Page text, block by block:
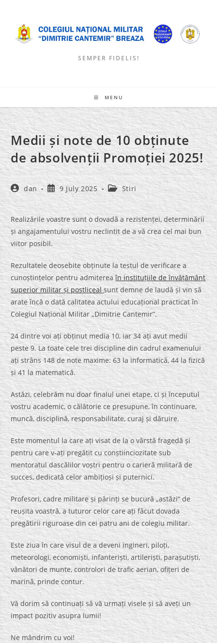
content
SEMPER FIDELIS!
MENU
Medii și note de 10 obținute
de absolvenții Promoției 2025!
Post
author:
dan
Post
published:
9 July 2025
Post
category:
Stiri
Realizările voastre sunt o dovadă a rezistenței, determinării
și angajamentului vostru neclintit de a vă crea cel mai bun
viitor posibil.
Rezultatele deosebite obținute la testul de verificare a
cunoștințelor pentru admitereaîn instituțiile de învățământ
superior militar și postlicealsunt demne de laudă și vin să
arate încă o dată calitatea actului educațional practicat în
Colegiul Național Militar „Dimitrie Cantemir”.
24 dintre voi ați obținut media 10, iar 34 ați avut medii
peste 9. La toate cele trei discipline din cadrul examenului
ați strâns 148 de note maxime: 63 la informatică, 44 la fizică
și 41 la matematică.
Astăzi, celebrăm nu doar finalul unei etape, ci și începutul
vostru academic, o călătorie ce presupune, în continuare,
muncă, disciplină, responsabilitate, curaj și dăruire.
Este momentul la care ați visat de la o vârstă fragedă și
pentru care v-ați pregătit cu conștiinciozitate sub
mentoratul dascălilor voștri pentru o carieră militară de
succes, dedicată celor ambițioși și puternici.
Profesori, cadre militare și părinți se bucură „astăzi” de
reușita voastră, a tuturor celor care ați făcut dovada
pregătirii riguroase din cei patru ani de colegiu militar.
Este ziua în care visul de a deveni ingineri, piloți,
meteorologi, economiști, infanteriști, artileriști, parașutiști,
vânători de munte, controlori de trafic aerian, ofițeri de
marină, prinde contur.
Vă dorim să continuați să vă urmați visele și să aveți un
impact pozitiv asupra lumii!
Ne mândrim cu voi!